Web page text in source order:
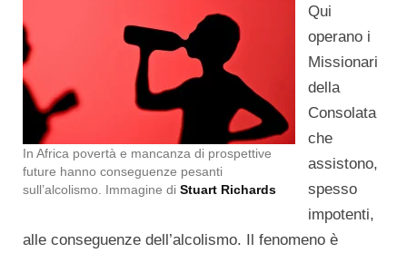
In Africa povertà e mancanza di prospettive
future hanno conseguenze pesanti
sull’alcolismo. Immagine di Stuart Richards
Qui
operano i
Missionari
della
Consolata
che
assistono,
spesso
impotenti,
alle conseguenze dell’alcolismo. Il fenomeno è